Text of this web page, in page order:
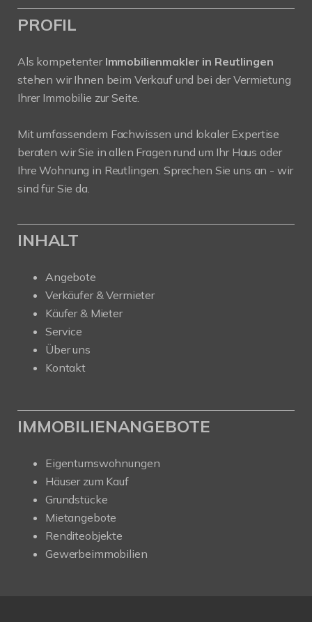
PROFIL
Als kompetenter Immobilienmakler in Reutlingen
stehen wir Ihnen beim Verkauf und bei der Vermietung
Ihrer Immobilie zur Seite.
Mit umfassendem Fachwissen und lokaler Expertise
beraten wir Sie in allen Fragen rund um Ihr Haus oder
Ihre Wohnung in Reutlingen. Sprechen Sie uns an - wir
sind für Sie da.
INHALT
Angebote
Verkäufer & Vermieter
Käufer & Mieter
Service
Über uns
Kontakt
IMMOBILIENANGEBOTE
Eigentumswohnungen
Häuser zum Kauf
Grundstücke
Mietangebote
Renditeobjekte
Gewerbeimmobilien